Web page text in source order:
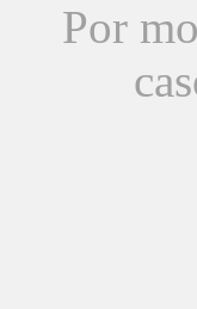
Por